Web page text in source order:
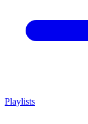
Playlists